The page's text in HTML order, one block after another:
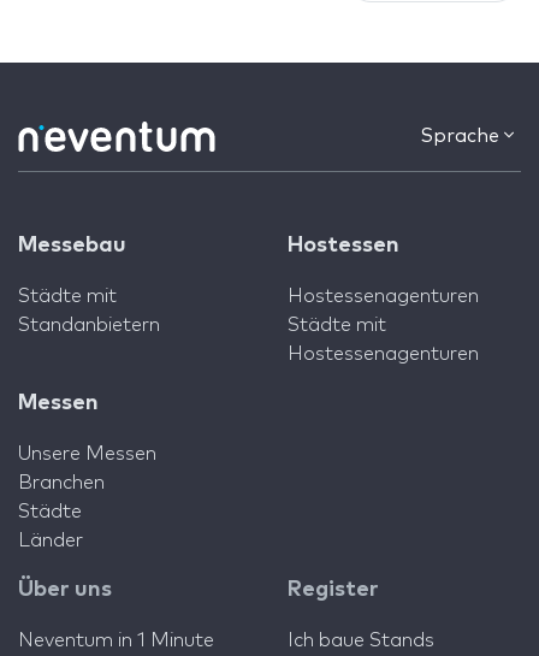
Sprache
Messebau
Städte mit
Standanbietern
Hostessen
Hostessenagenturen
Städte mit
Hostessenagenturen
Messen
Unsere Messen
Branchen
Städte
Länder
Über uns
Neventum in 1 Minute
Register
Ich baue Stands